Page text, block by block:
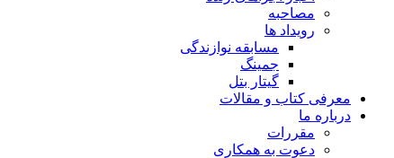
مصاحبه
رویداد ها
مسابقه نوازندگی
جمینگ
گیتار بتل
معرفی کتاب و مقالات
درباره ما
مقررات
دعوت به همکاری